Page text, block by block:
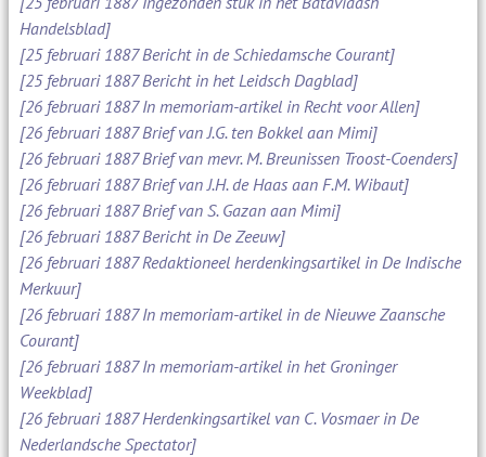
Handelsblad]
[25 februari 1887 Bericht in de Schiedamsche Courant]
[25 februari 1887 Bericht in het Leidsch Dagblad]
[26 februari 1887 In memoriam-artikel in Recht voor Allen]
[26 februari 1887 Brief van J.G. ten Bokkel aan Mimi]
[26 februari 1887 Brief van mevr. M. Breunissen Troost-Coenders]
[26 februari 1887 Brief van J.H. de Haas aan F.M. Wibaut]
[26 februari 1887 Brief van S. Gazan aan Mimi]
[26 februari 1887 Bericht in De Zeeuw]
[26 februari 1887 Redaktioneel herdenkingsartikel in De Indische
Merkuur]
[26 februari 1887 In memoriam-artikel in de Nieuwe Zaansche
Courant]
[26 februari 1887 In memoriam-artikel in het Groninger
Weekblad]
[26 februari 1887 Herdenkingsartikel van C. Vosmaer in De
Nederlandsche Spectator]